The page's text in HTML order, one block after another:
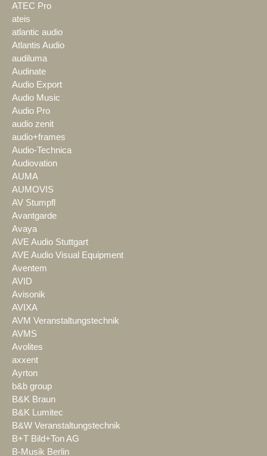
ATEC Pro
ateis
atlantic audio
Atlantis Audio
audiluma
Audinate
Audio Export
Audio Music
Audio Pro
audio zenit
audio+frames
Audio-Technica
Audiovation
AUMA
AUMOVIS
AV Stumpfl
Avantgarde
Avaya
AVE Audio Stuttgart
AVE Audio Visual Equipment
Aventem
AVID
Avisonik
AVIXA
AVM Veranstaltungstechnik
AVMS
Avolites
axxent
Ayrton
b&b group
B&K Braun
B&K Lumitec
B&W Veranstaltungstechnik
B+T Bild+Ton AG
B-Musik Berlin